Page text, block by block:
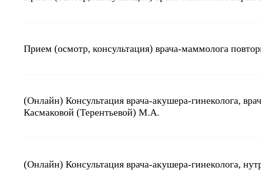
Прием (осмотр, консультация) врача-маммолога
(Онлайн) Консультация врача-акушера-гинеколога,
Касмаковой (Терентьевой) М.А.
(Онлайн) Консультация врача-акушера-гинеколога,